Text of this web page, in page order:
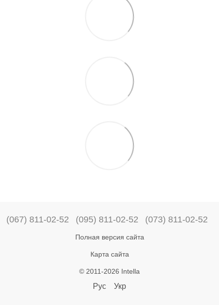
(067) 811-02-52 (095) 811-02-52 (073) 811-02-52
Полная версия сайта
Карта сайта
© 2011-2026 Intella
Рус Укр